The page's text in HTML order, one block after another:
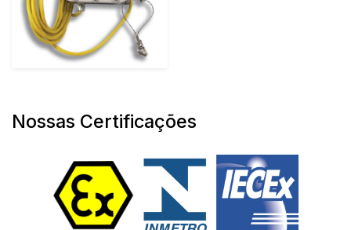
Nossas Certificações